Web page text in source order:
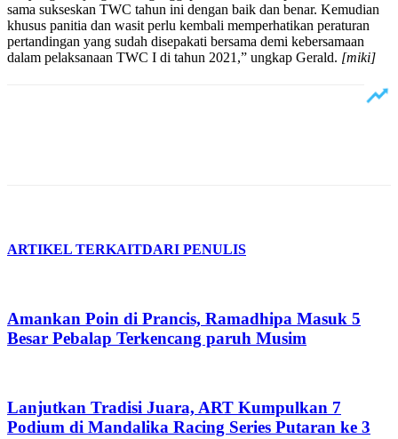
sama sukseskan TWC tahun ini dengan baik dan benar. Kemudian
khusus panitia dan wasit perlu kembali memperhatikan peraturan
pertandingan yang sudah disepakati bersama demi kebersamaan
dalam pelaksanaan TWC I di tahun 2021,” ungkap Gerald. [miki]
ARTIKEL TERKAITDARI PENULIS
Amankan Poin di Prancis, Ramadhipa Masuk 5
Besar Pebalap Terkencang paruh Musim
Lanjutkan Tradisi Juara, ART Kumpulkan 7
Podium di Mandalika Racing Series Putaran ke 3